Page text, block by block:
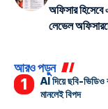
অফিসার
লেভেল
আরও পড়ুন
AI দিয়ে ছবি-ভিডিও
মানলেই বিপদ